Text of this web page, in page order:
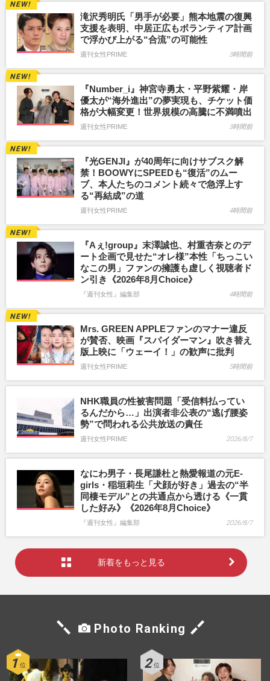
滝沢秀明氏「男手が必要」熊本地震の復興
支援を表明、中居正広もボランティア計画
で浮かび上がる“合流”の可能性
週刊女性PRIME 3時間前
『Number_i』神宮寺勇太・平野紫耀・岸
優太が“海外進出”の夢実現も、チケット価
格が大幅変更！世界規模の高騰に不満噴出
週刊女性PRIME 3時間前
『光GENJI』が40周年に向けサブスク解
禁！BOOWYにSPEEDも“復活”のムー
ブ、本人たちのコメント続々で急浮上す
る“再結成”の道
週刊女性PRIME 4時間前
『Aぇ!group』末澤誠也、村重杏奈とのデ
ート企画で見せた“オレ様”本性「ちっこい
なこの男」ファンの擁護も虚しく視聴者ド
ン引き《2026年8月Choice》
『週刊女性』編集部 4時間前
Mrs. GREEN APPLEファンのマナー違反
が賛否、映画『スパイダーマン』吹き替え
版上映に「ウェーイ！」の歓声に批判
週刊女性PRIME 5時間前
NHK職員の性被害問題「受信料払ってい
るんだから…」出演者非公表の“逃げ腰姿
勢”で問われる公共放送の責任
週刊女性PRIME 2026/8/7
なにわ男子・長尾謙杜と熱愛報道の元E-
girls・稲垣莉生「犬顔が好き」過去の“半
同棲モデル”との共通点から透ける《一貫
した好み》《2026年8月Choice》
『週刊女性』編集部 2026/8/7
新着をもっと見る
Photo Ranking